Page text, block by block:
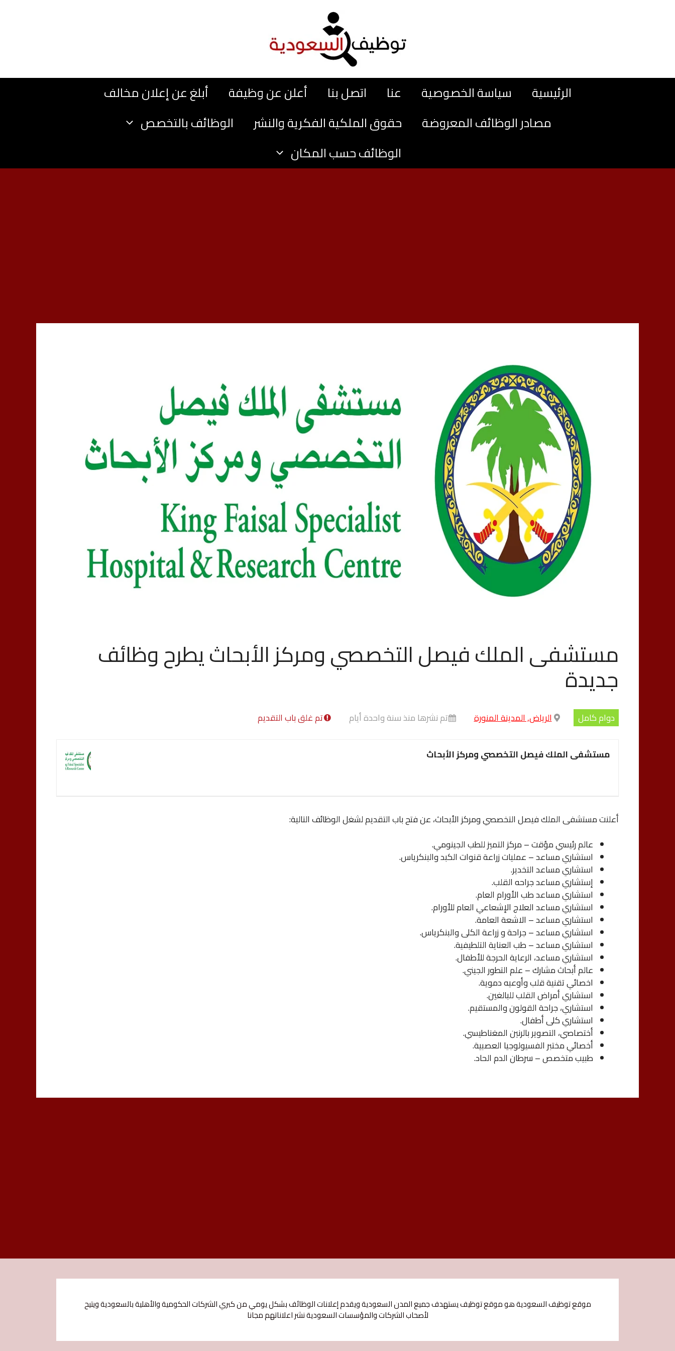
الرئيسية سياسة الخصوصية عنا اتصل بنا أعلن عن وظيفة
أبلغ عن إعلان مخالف
مصادر الوظائف المعروضة
حقوق الملكية الفكرية والنشر
الوظائف بالتخصص
الوظائف حسب المكان
مستشفى الملك فيصل التخصصي ومركز الأبحاث يطرح وظائف
جديدة
دوام كامل الرياض, المدينة المنورة تم نشرها منذ سنة واحدة أيام تم غلق باب التقديم
مستشفى الملك فيصل التخصصي ومركز الأبحاث
أعلنت مستشفى الملك فيصل التخصصي ومركز الأبحاث، عن فتح باب التقديم لشغل الوظائف التالية:
عالم رئيسي مؤقت – مركز التميز للطب الجينومي.
استشاري مساعد – عمليات زراعة قنوات الكبد والبنكرياس.
استشاري مساعد التخدير.
إستشاري مساعد جراحه القلب.
استشاري مساعد طب الأورام العام.
استشاري مساعد العلاج الإشعاعي العام للأورام.
استشاري مساعد – الاشعة العامة.
استشاري مساعد – جراحة و زراعة الكلى والبنكرياس.
استشاري مساعد – طب العناية التلطيفية.
استشاري مساعد، الرعاية الحرجة للأطفال.
عالم أبحاث مشارك – علم التطور الجيني.
اخصائي تقنية قلب وأوعيه دموية.
استشاري أمراض القلب للبالغين.
استشاري، جراحة القولون والمستقيم.
استشاري كلى أطفال.
أختصاصي، التصوير بالرنين المغناطيسي.
أخصائي مختبر الفسيولوجيا العصبية.
طبيب متخصص – سرطان الدم الحاد.
موقع توظيف السعودية هو موقع توظيف يستهدف جميع المدن السعودية ويقدم إعلانات الوظائف بشكل يومي من كبري الشركات الحكومية والأهلية بالسعودية ويتيح
لأصحاب الشركات والمؤسسات السعودية نشر اعلاناتهم مجانا